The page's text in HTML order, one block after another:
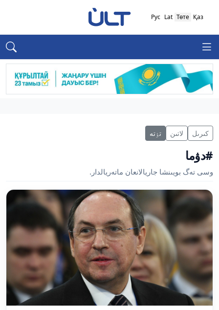
Қаз
Төте
Lat
Рус
كىرىل لاتىن تٶتە
#دۋما
وسى تەگ بويىنشا جاريالانعان ماتەريالدار.